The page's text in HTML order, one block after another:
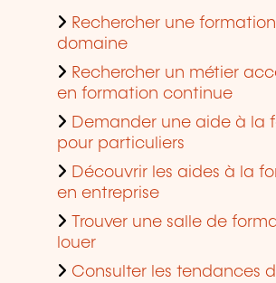
Rechercher une
domaine
Rechercher un métier
en formation continue
Demander une aide à la
pour particuliers
Découvrir les aides à la
en entreprise
Trouver une salle de
louer
Consulter les tendances